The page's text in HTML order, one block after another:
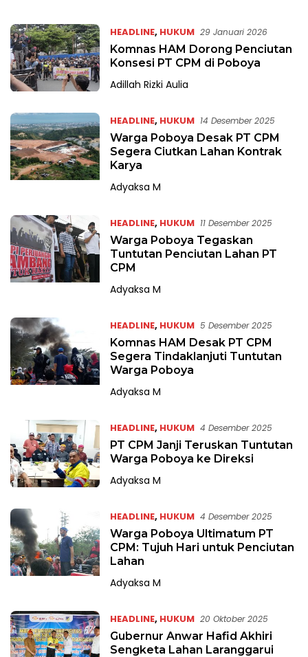
HEADLINE, HUKUM 29 Januari 2026
Komnas HAM Dorong Penciutan
Konsesi PT CPM di Poboya
Adillah Rizki Aulia
HEADLINE, HUKUM 14 Desember 2025
Warga Poboya Desak PT CPM
Segera Ciutkan Lahan Kontrak
Karya
Adyaksa M
HEADLINE, HUKUM 11 Desember 2025
Warga Poboya Tegaskan
Tuntutan Penciutan Lahan PT
CPM
Adyaksa M
HEADLINE, HUKUM 5 Desember 2025
Komnas HAM Desak PT CPM
Segera Tindaklanjuti Tuntutan
Warga Poboya
Adyaksa M
HEADLINE, HUKUM 4 Desember 2025
PT CPM Janji Teruskan Tuntutan
Warga Poboya ke Direksi
Adyaksa M
HEADLINE, HUKUM 4 Desember 2025
Warga Poboya Ultimatum PT
CPM: Tujuh Hari untuk Penciutan
Lahan
Adyaksa M
HEADLINE, HUKUM 20 Oktober 2025
Gubernur Anwar Hafid Akhiri
Sengketa Lahan Laranggarui